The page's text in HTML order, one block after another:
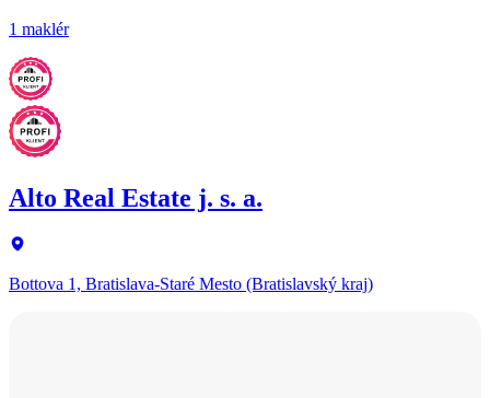
1 maklér
Alto Real Estate j. s. a.
Bottova 1, Bratislava-Staré Mesto (Bratislavský kraj)